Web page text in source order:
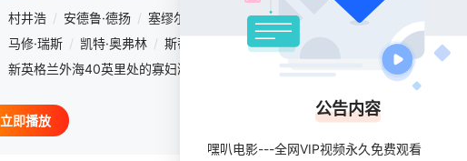
村井浩 / 安德鲁·德扬 / 塞缪尔·多诺万
缇·威斯特
马修·瑞斯 / 凯特·奥弗林 / 斯蒂芬·鲁特 金斯顿·鲁米·索斯威克 凯文·卡罗尔
立即播放
公告内容
嘿叭电影---全网VIP视频永久免费观看